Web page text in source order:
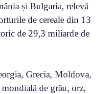
și Bulgaria, relevă
de cereale din 13
de 29,3 miliarde de
Grecia, Moldova,
de grâu, orz,